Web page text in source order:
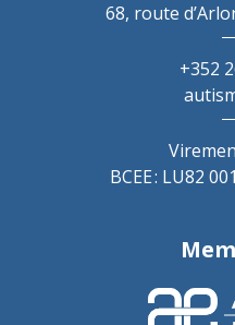
68, route
+352
BCEE : LU82